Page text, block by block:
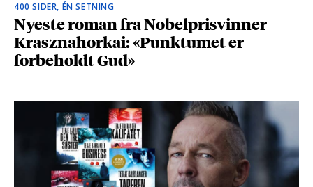
400 SIDER, ÉN SETNING
Nyeste roman fra Nobelprisvinner
Krasznahorkai: «Punktumet er
forbeholdt Gud»